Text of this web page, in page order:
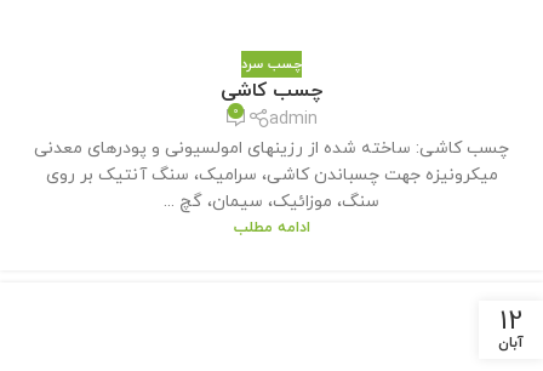
چسب سرد
چسب کاشی
admin
0
چسب کاشی: ساخته شده از رزینهای امولسیونی و پودرهای معدنی
میکرونیزه جهت چسباندن کاشی، سرامیک، سنگ آنتیک بر روی
سنگ، موزائیک، سیمان، گچ ...
ادامه مطلب
12
آبان